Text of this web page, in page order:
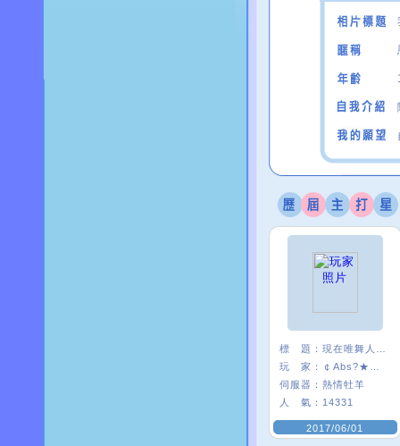
標 題：
玩 家：
伺服器： 熱情牡羊
人 氣： 14331
2017/06/01